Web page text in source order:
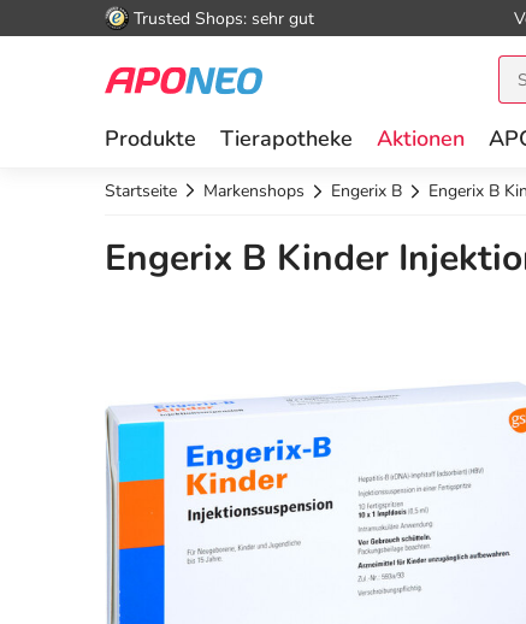
Trusted Shops: sehr gut
Produkte Tierapotheke Aktionen
Startseite Markenshops Engerix B Engerix B
Engerix B Kinder